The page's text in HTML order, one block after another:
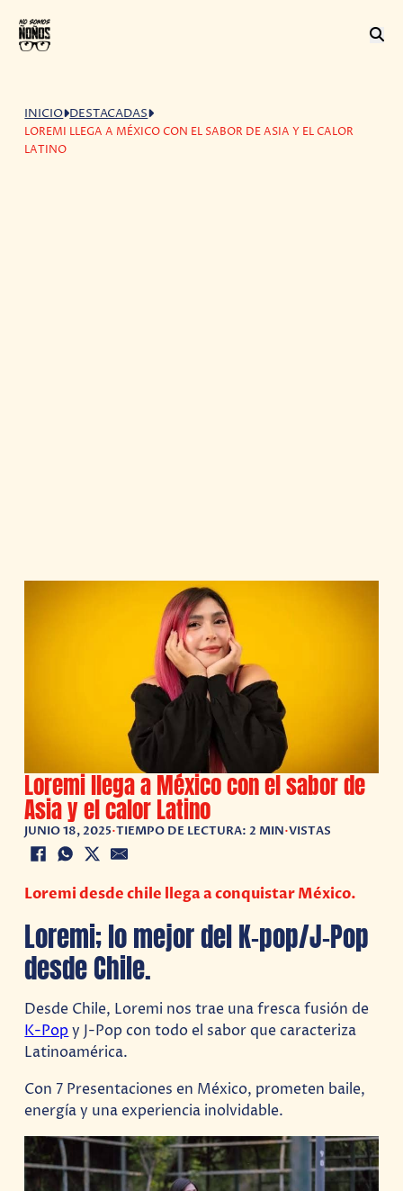
INICIO DESTACADAS
LOREMI LLEGA A MÉXICO CON EL SABOR DE ASIA Y EL CALOR
LATINO
Loremi llega a México con el sabor de
Asia y el calor Latino
JUNIO 18, 2025•TIEMPO DE LECTURA: 2 MIN•VISTAS
Loremi desde chile llega a conquistar México.
Loremi; lo mejor del K-pop/J-Pop
desde Chile.
Desde Chile, Loremi nos trae una fresca fusión de
K-Popy J-Pop con todo el sabor que caracteriza
Latinoamérica.
Con 7 Presentaciones en México, prometen baile,
energía y una experiencia inolvidable.